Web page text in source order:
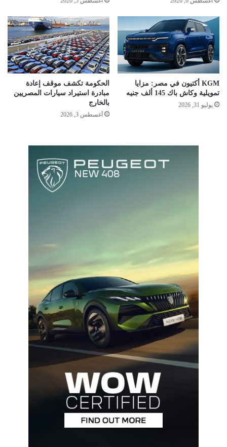
KGM أكتيون في مصر: مزايا
تمويلية وكاش باك 145 ألف جنيه
يوليو 31, 2026
الحكومة تكشف موقف إعادة
مبادرة استيراد سيارات المصريين
بالخارج
أغسطس 3, 2026